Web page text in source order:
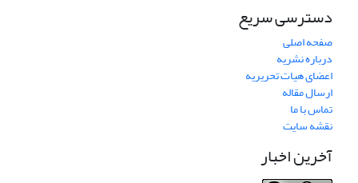
دسترسی سریع
صفحه اصلی
درباره نشریه
اعضای هیات تحریریه
ارسال مقاله
تماس با ما
نقشه سایت
آخرین اخبار